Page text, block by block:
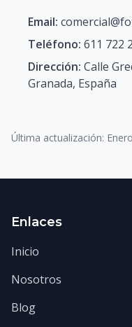
Email:
Teléfono: 611 722
Dirección: Calle
Granada, España
Última actualización:
Enlaces
Inicio
Nosotros
Blog